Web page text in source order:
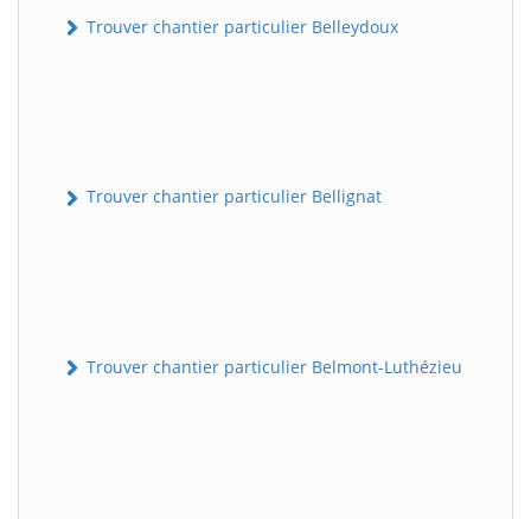
Trouver chantier particulier Belleydoux
Trouver chantier particulier Bellignat
Trouver chantier particulier Belmont-Luthézieu